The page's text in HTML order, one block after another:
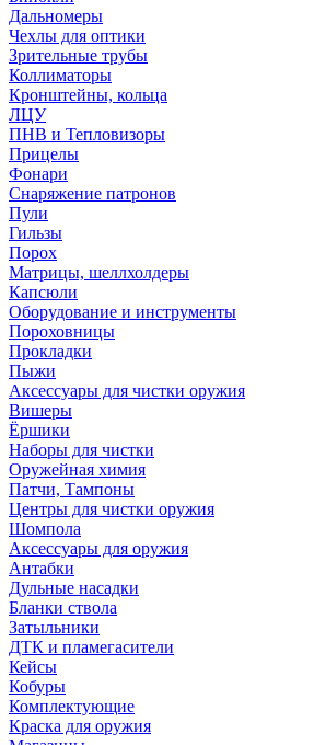
Дальномеры
Чехлы для оптики
Зрительные трубы
Коллиматоры
Кронштейны, кольца
ЛЦУ
ПНВ и Тепловизоры
Прицелы
Фонари
Снаряжение патронов
Пули
Гильзы
Порох
Матрицы, шеллхолдеры
Капсюли
Оборудование и инструменты
Пороховницы
Прокладки
Пыжи
Аксессуары для чистки оружия
Вишеры
Ёршики
Наборы для чистки
Оружейная химия
Патчи, Тампоны
Центры для чистки оружия
Шомпола
Аксессуары для оружия
Антабки
Дульные насадки
Бланки ствола
Затыльники
ДТК и пламегасители
Кейсы
Кобуры
Комплектующие
Краска для оружия